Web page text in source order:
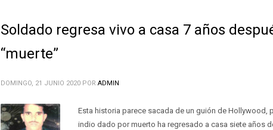
Soldado regresa vivo a casa 7 años
“muerte”
DOMINGO, 21 JUNIO 2020 POR ADMIN
Esta historia parece sacada de un guión de Hollywood,
indio dado por muerto ha regresado a casa siete años